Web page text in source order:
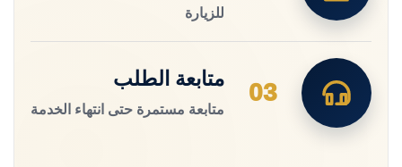
للزيارة
03
متابعة الطلب
متابعة مستمرة حتى انتهاء الخدمة